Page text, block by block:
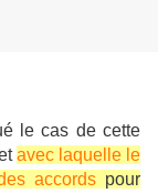
le cas de cette
avec laquelle le
accords pour